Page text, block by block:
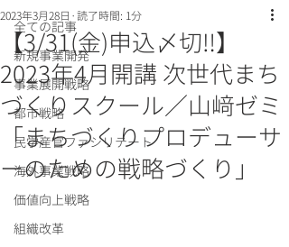
全ての記事
新規事業開発
事業展開戦略
都市戦略
民学産官ファシリテート
海外事業戦略
価値向上戦略
組織改革
【3/31(金)申込〆切‼︎】
2023年4月開講 次世代まち
づくりスクール／山﨑ゼミ
「まちづくりプロデューサ
ーのための戦略づくり​」
2023年3月28日 読了時間: 1分